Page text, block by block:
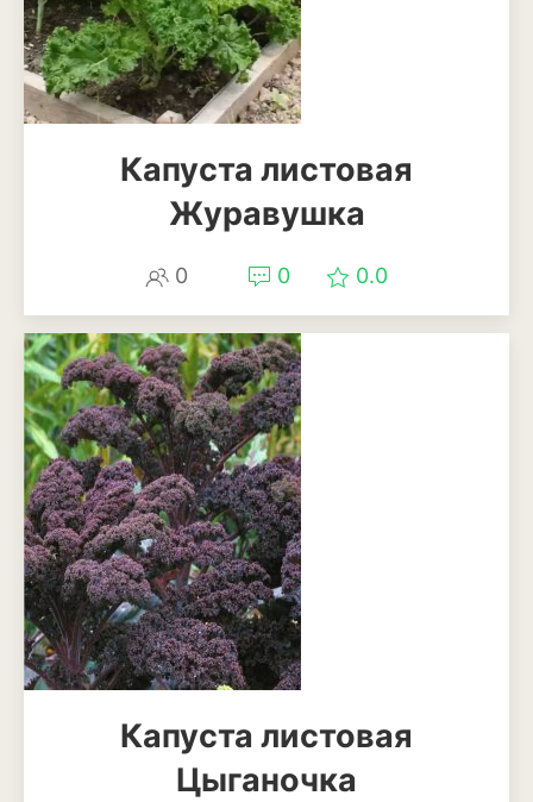
Пихта
Пузыреплодник
Тысячелистник
Чубушник (жасмин)
Овощи
Баклажан
Брокколи
Брюссельская капуста
Кабачки
Капуста кольраби
Капуста листовая
Журавушка
0 0 0.0
Капуста листовая
Цыганочка